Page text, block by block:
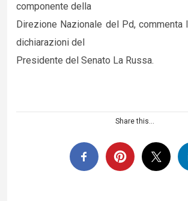
componente della
Direzione Nazionale del Pd, commenta
dichiarazioni del
Presidente del Senato La Russa.
Share this...